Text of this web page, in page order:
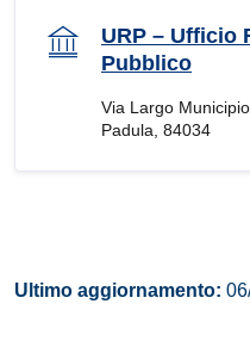
URP – Ufficio
Pubblico
Via Largo
Padula, 84034
Ultimo aggiornamento: